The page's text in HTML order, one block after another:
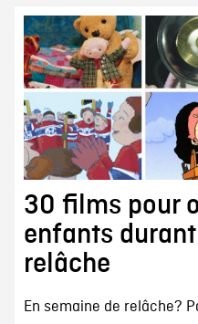
30 films pour
enfants
relâche
En semaine de relâche?